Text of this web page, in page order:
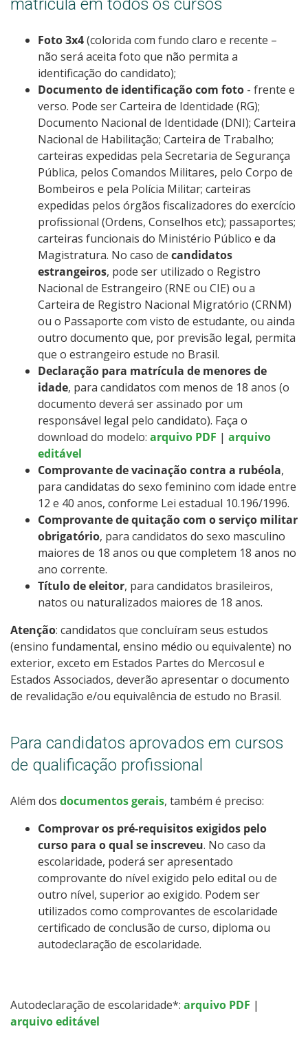
matrícula em todos os cursos
Foto 3x4(colorida com fundo claro e recente –
não será aceita foto que não permita a
identificação do candidato);
Documento de identificação com foto - frente e
verso. Pode ser Carteira de Identidade (RG);
Documento Nacional de Identidade (DNI); Carteira
Nacional de Habilitação; Carteira de Trabalho;
carteiras expedidas pela Secretaria de Segurança
Pública, pelos Comandos Militares, pelo Corpo de
Bombeiros e pela Polícia Militar; carteiras
expedidas pelos órgãos fiscalizadores do exercício
profissional (Ordens, Conselhos etc); passaportes;
carteiras funcionais do Ministério Público e da
Magistratura. No caso de candidatos
estrangeiros, pode ser utilizado o Registro
Nacional de Estrangeiro (RNE ou CIE) ou a
Carteira de Registro Nacional Migratório (CRNM)
ou o Passaporte com visto de estudante, ou ainda
outro documento que, por previsão legal, permita
que o estrangeiro estude no Brasil.
Declaração para matrícula de menores de
idade, para candidatos com menos de 18 anos (o
documento deverá ser assinado por um
responsável legal pelo candidato). Faça o
download do modelo: arquivo PDF | arquivo
editável
Comprovante de vacinação contra a rubéola,
para candidatas do sexo feminino com idade entre
12 e 40 anos, conforme Lei estadual 10.196/1996.
Comprovante de quitação com o serviço militar
obrigatório, para candidatos do sexo masculino
maiores de 18 anos ou que completem 18 anos no
ano corrente.
Título de eleitor, para candidatos brasileiros,
natos ou naturalizados maiores de 18 anos.
Atenção: candidatos que concluíram seus estudos
(ensino fundamental, ensino médio ou equivalente) no
exterior, exceto em Estados Partes do Mercosul e
Estados Associados, deverão apresentar o documento
de revalidação e/ou equivalência de estudo no Brasil.
Para candidatos aprovados em cursos
de qualificação profissional
Além dos documentos gerais, também é preciso:
Comprovar os pré-requisitos exigidos pelo
curso para o qual se inscreveu. No caso da
escolaridade, poderá ser apresentado
comprovante do nível exigido pelo edital ou de
outro nível, superior ao exigido. Podem ser
utilizados como comprovantes de escolaridade
certificado de conclusão de curso, diploma ou
autodeclaração de escolaridade.
Autodeclaração de escolaridade*: arquivo PDF |
arquivo editável